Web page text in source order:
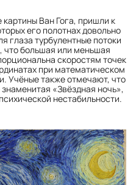
Ван Гога, пришли к
его полотнах довольно
глаза турбулентные потоки
что большая или меньшая
скоростям точек
при математическом
Учёные также отмечают, что
«Звёздная ночь»,
нестабильности.